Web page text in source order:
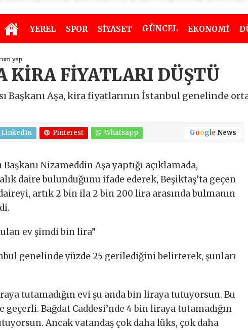
YEREL SPOR SİYASET GÜNCEL EKONOMİ
yap
KİRA FİYATLARI DÜŞTÜ
Başkanı Aşa, kira fiyatlarının İstanbul genelinde
LinkedIn Pinterest Whatsapp Google News
Nizameddin Aşa yaptığı açıklamada,
daire bulunduğunu ifade ederek, Beşiktaş’ta geçen
artık 2 bin ila 2 bin 200 lira arasında bulmanın
ev şimdi bin lira”
genelinde yüzde 25 gerilediğini belirterek, şunları
tutamadığın evi şu anda bin liraya tutuyorsun. Bu
Bağdat Caddesi’nde 4 bin liraya tutamadığın
Ancak vatandaş çok daha lüks, çok daha